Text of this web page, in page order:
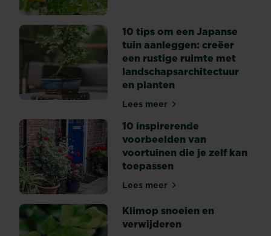
snel
slordig
ogen,
zeker
het
regelmatig
verwijdert.
Dan
kan...
10 tips om een Japanse
tuin aanleggen: creëer
een rustige ruimte met
landschapsarchitectuur
en planten
Lees meer10 tips om een Japanse
10 inspirerende
voorbeelden van
voortuinen die je zelf kan
toepassen
Lees meer10 inspirerende
Klimop snoeien en
verwijderen